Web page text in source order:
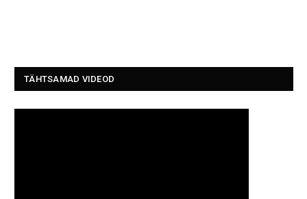
TÄHTSAMAD VIDEOD